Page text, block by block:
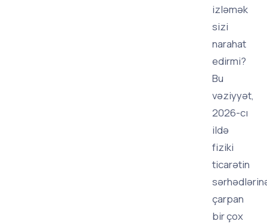
izləmək
sizi
narahat
edirmi?
Bu
vəziyyət,
2026-cı
ildə
fiziki
ticarətin
çarpan
bir çox